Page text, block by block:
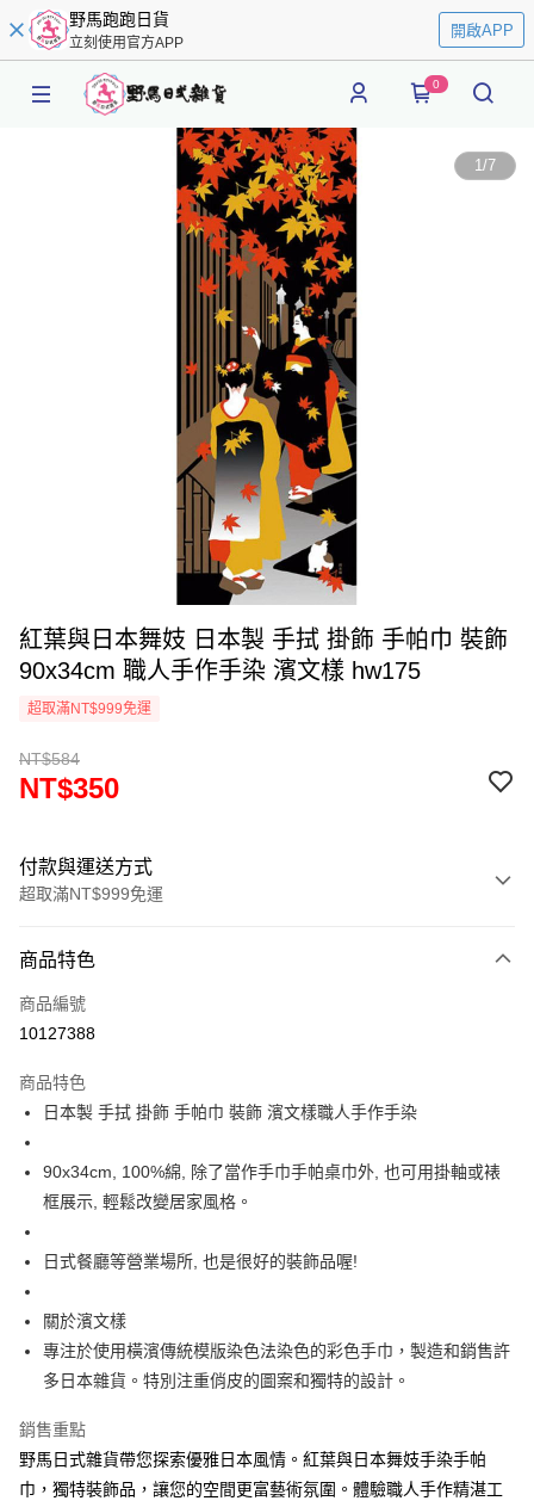
野馬跑跑日貨
立刻使用官方APP
開啟APP
0
1/7
紅葉與日本舞妓 日本製 手拭 掛飾 手帕巾 裝飾
90x34cm 職人手作手染 濱文樣 hw175
超取滿NT$999免運
NT$584
NT$350
付款與運送方式
超取滿NT$999免運
信用卡一次付款
信用卡分期付款
合作金庫商業銀行
華南商業銀行
彰化商業銀行
國泰世華商業銀行
兆豐國際商業銀行
臺灣中小企業銀行
元大商業銀行
永豐商業銀行
台新國際商業銀行
台灣樂天信用卡公司
超商取貨付款
LINE Pay
Apple Pay
街口支付
Google Pay
運送方式
全家取貨付款
每筆NT$65，滿NT$999(含以上)免運費
商品特色
商品編號
10127388
商品特色
日本製 手拭 掛飾 手帕巾 裝飾 濱文樣職人手作手染
90x34cm, 100%綿, 除了當作手巾手帕桌巾外, 也可用掛軸或裱
框展示, 輕鬆改變居家風格。
日式餐廳等營業場所, 也是很好的裝飾品喔!
關於濱文樣
專注於使用橫濱傳統模版染色法染色的彩色手巾，製造和銷售許
多日本雜貨。特別注重俏皮的圖案和獨特的設計。
銷售重點
野馬日式雜貨帶您探索優雅日本風情。紅葉與日本舞妓手染手帕
巾，獨特裝飾品，讓您的空間更富藝術氛圍。體驗職人手作精湛工